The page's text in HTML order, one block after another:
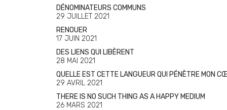
DÉNOMINATEURS COMMUNS
29 JUILLET 2021
RENOUER
17 JUIN 2021
DES LIENS QUI LIBÈRENT
28 MAI 2021
QUELLE EST CETTE LANGUEUR QUI PÉNÈTRE MON
29 AVRIL 2021
THERE IS NO SUCH THING AS A HAPPY MEDIUM
26 MARS 2021